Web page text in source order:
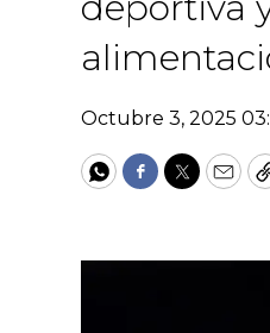
Octubre 3, 2025
WhatsApp
Facebook
Twitter